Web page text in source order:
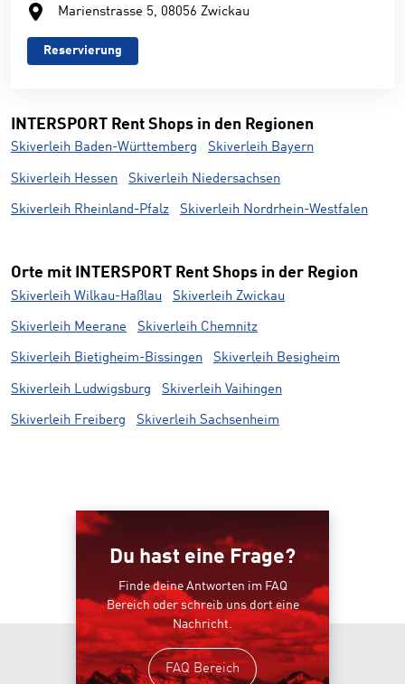
Marienstrasse 5, 08056 Zwickau
Reservierung
INTERSPORT Rent Shops in den Regionen
Skiverleih Baden-Württemberg Skiverleih Bayern
Skiverleih Hessen Skiverleih Niedersachsen
Skiverleih Rheinland-Pfalz Skiverleih Nordrhein-Westfalen
Orte mit INTERSPORT Rent Shops in der Region
Skiverleih Wilkau-Haßlau Skiverleih Zwickau
Skiverleih Meerane Skiverleih Chemnitz
Skiverleih Bietigheim-Bissingen Skiverleih Besigheim
Skiverleih Ludwigsburg Skiverleih Vaihingen
Skiverleih Freiberg Skiverleih Sachsenheim
Du hast eine Frage?
Finde deine Antworten im FAQ
Bereich oder schreib uns dort eine
Nachricht.
FAQ Bereich